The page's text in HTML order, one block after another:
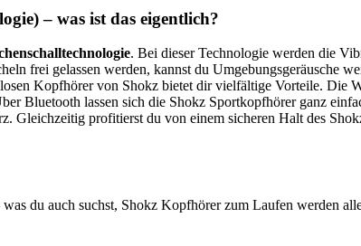
– was ist das eigentlich?
. Bei dieser Technologie werden die
frei gelassen werden, kannst du Umgebungsgeräusche
Kopfhörer von Shokz bietet dir vielfältige Vorteile. Die
Bluetooth lassen sich die Shokz Sportkopfhörer ganz
Gleichzeitig profitierst du von einem sicheren Halt des
du auch suchst, Shokz Kopfhörer zum Laufen werden